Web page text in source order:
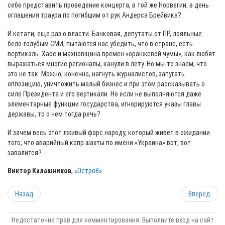
себе представить проведение концерта, в той же Норвегии, в день
оглашения траура по погибшим от рук Андерса Брейвика?
И кстати, еще раз о власти. Банковая, депутаты от ПР, лояльные
бело-голубым СМИ, пытаются нас убедить, что в стране, есть
вертикаль. Хаос и махновщина времен «оранжевой чумы», как любят
выражаться многие регионалы, канули в лету. Но мы-то знаем, что
это не так. Можно, конечно, нагнуть журналистов, запугать
оппозицию, уничтожить малый бизнес и при этом рассказывать о
силе Президента и его вертикали. Но если не выполняются даже
элементарные функции государства, игнорируются указы главы
державы, то о чем тогда речь?
И зачем весь этот лживый фарс народу, который живет в ожидании
того, что аварийный копр шахты по имени «Украина» вот, вот
завалится?
Виктор Калашников, «ОстроВ»
Назад Вперёд
Недостаточно прав для комментирования. Выполните вход на сайт